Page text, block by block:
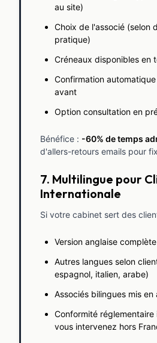
au site)
Choix de l'associé (selon
pratique)
Créneaux disponibles en
Confirmation
avant
Option consultation en
Bénéfice : -60% de temps
d'allers-retours emails pour
7. Multilingue pour
Internationale
Si votre cabinet sert des
Version anglaise
Autres langues selon
espagnol, italien, arabe)
Associés bilingues mis en
Conformité réglementaire
vous intervenez hors